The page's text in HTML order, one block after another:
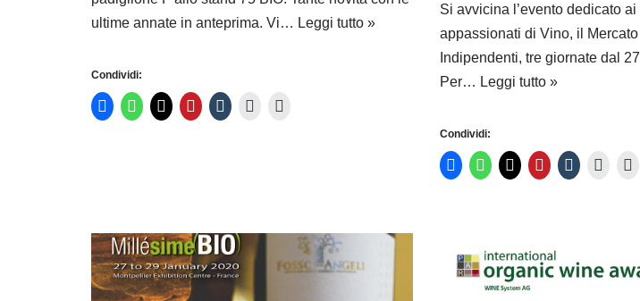
ultime annate in anteprima. Vi… Leggi tutto »
Condividi:
Si avvicina l’evento dedicato
appassionati di Vino, il
Indipendenti, tre giornate dal
Per… Leggi tutto »
Condividi: